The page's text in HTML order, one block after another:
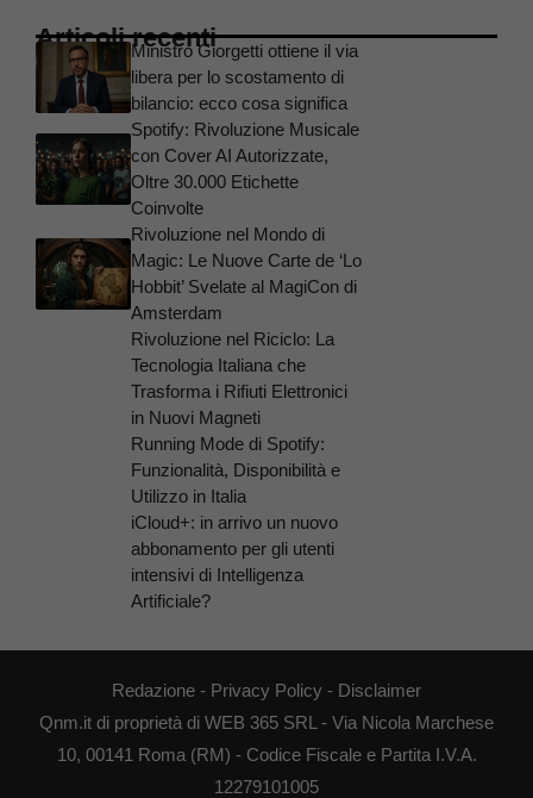
Articoli recentiMinistro Giorgetti ottiene il via
libera per lo scostamento di
bilancio: ecco cosa significa
Spotify: Rivoluzione Musicale
con Cover AI Autorizzate,
Oltre 30.000 Etichette
Coinvolte
Rivoluzione nel Mondo di
Magic: Le Nuove Carte de ‘Lo
Hobbit’ Svelate al MagiCon di
Amsterdam
Rivoluzione nel Riciclo: La
Tecnologia Italiana che
Trasforma i Rifiuti Elettronici
in Nuovi Magneti
Running Mode di Spotify:
Funzionalità, Disponibilità e
Utilizzo in Italia
iCloud+: in arrivo un nuovo
abbonamento per gli utenti
intensivi di Intelligenza
Artificiale?
Redazione - Privacy Policy - Disclaimer
Qnm.it di proprietà di WEB 365 SRL - Via Nicola Marchese
10, 00141 Roma (RM) - Codice Fiscale e Partita I.V.A.
12279101005